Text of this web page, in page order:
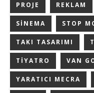
PROJE REKLAM
SINEMA STOP
TAKI TASARIMI
TIYATRO VAN
YARATICI MECRA